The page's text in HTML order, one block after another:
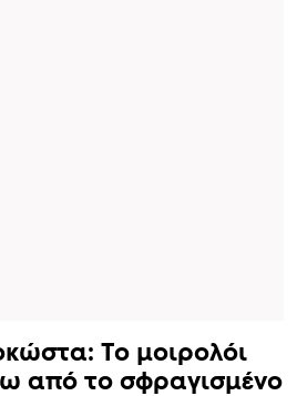
Το μοιρολόι
από το σφραγισμένο